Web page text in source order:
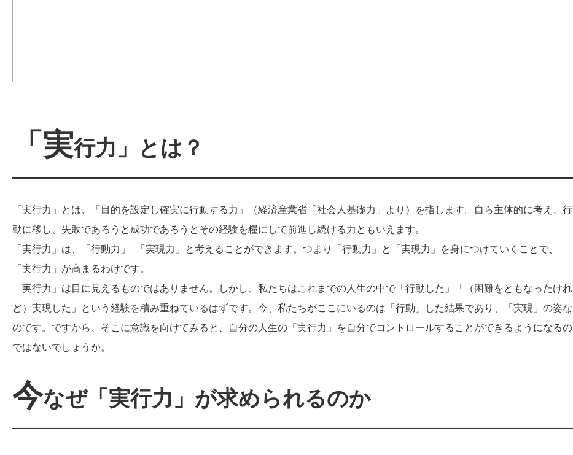
「実行力」とは？
「実行力」とは、「目的を設定し確実に行動する力」（経済産業省「社会人基礎力」より）を指します。自ら主体的に考え、行
動に移し、失敗であろうと成功であろうとその経験を糧にして前進し続ける力ともいえます。
「実行力」は、「行動力」+「実現力」と考えることができます。つまり「行動力」と「実現力」を身につけていくことで、
「実行力」が高まるわけです。
「実行力」は目に見えるものではありません。しかし、私たちはこれまでの人生の中で「行動した」「（困難をともなったけれ
ど）実現した」という経験を積み重ねているはずです。今、私たちがここにいるのは「行動」した結果であり、「実現」の姿な
のです。ですから、そこに意識を向けてみると、自分の人生の「実行力」を自分でコントロールすることができるようになるの
ではないでしょうか。
今なぜ「実行力」が求められるのか